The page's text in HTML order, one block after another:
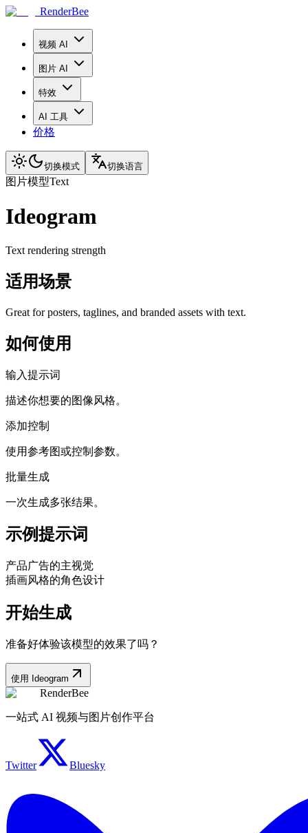
RenderBee
视频 AI
图片 AI
特效
AI 工具
价格
切换模式 切换语言
图片模型Text
Ideogram
Text rendering strength
适用场景
Great for posters, taglines, and branded assets with text.
如何使用
输入提示词
描述你想要的图像风格。
添加控制
使用参考图或控制参数。
批量生成
一次生成多张结果。
示例提示词
产品广告的主视觉
插画风格的角色设计
开始生成
准备好体验该模型的效果了吗？
使用 Ideogram
RenderBee
一站式 AI 视频与图片创作平台
Twitter Bluesky